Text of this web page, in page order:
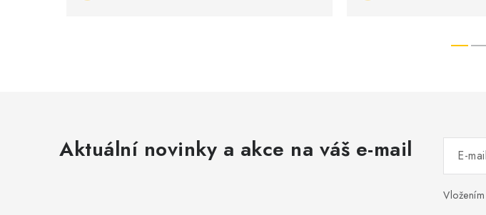
Aktuální novinky a akce na váš e-mail E-mail